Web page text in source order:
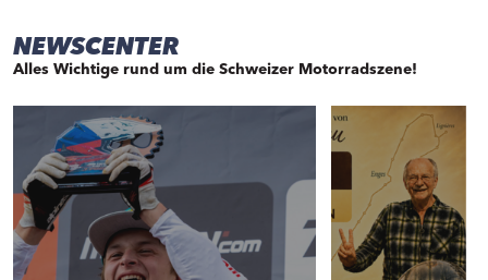
NEWSCENTER
Alles Wichtige rund um die Schweizer Motorradszene!